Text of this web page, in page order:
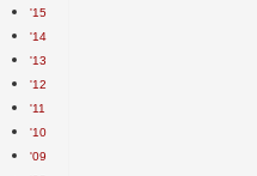
'15
'14
'13
'12
'11
'10
'09